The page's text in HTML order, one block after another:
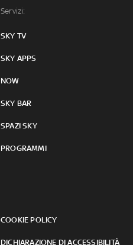
Servizi:
SKY TV
SKY APPS
NOW
SKY BAR
SPAZI SKY
PROGRAMMI
COOKIE POLICY
DICHIARAZIONE DI ACCESSIBILITÀ